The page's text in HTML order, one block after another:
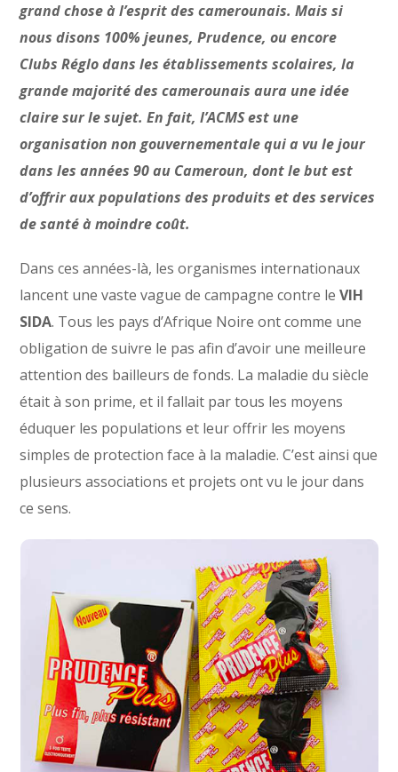
grand chose à l’esprit des camerounais. Mais si
nous disons 100% jeunes, Prudence, ou encore
Clubs Réglo dans les établissements scolaires, la
grande majorité des camerounais aura une idée
claire sur le sujet. En fait, l’ACMS est une
organisation non gouvernementale qui a vu le jour
dans les années 90 au Cameroun, dont le but est
d’offrir aux populations des produits et des services
de santé à moindre coût.
Dans ces années-là, les organismes internationaux
lancent une vaste vague de campagne contre le VIH
SIDA. Tous les pays d’Afrique Noire ont comme une
obligation de suivre le pas afin d’avoir une meilleure
attention des bailleurs de fonds. La maladie du siècle
était à son prime, et il fallait par tous les moyens
éduquer les populations et leur offrir les moyens
simples de protection face à la maladie. C’est ainsi que
plusieurs associations et projets ont vu le jour dans
ce sens.